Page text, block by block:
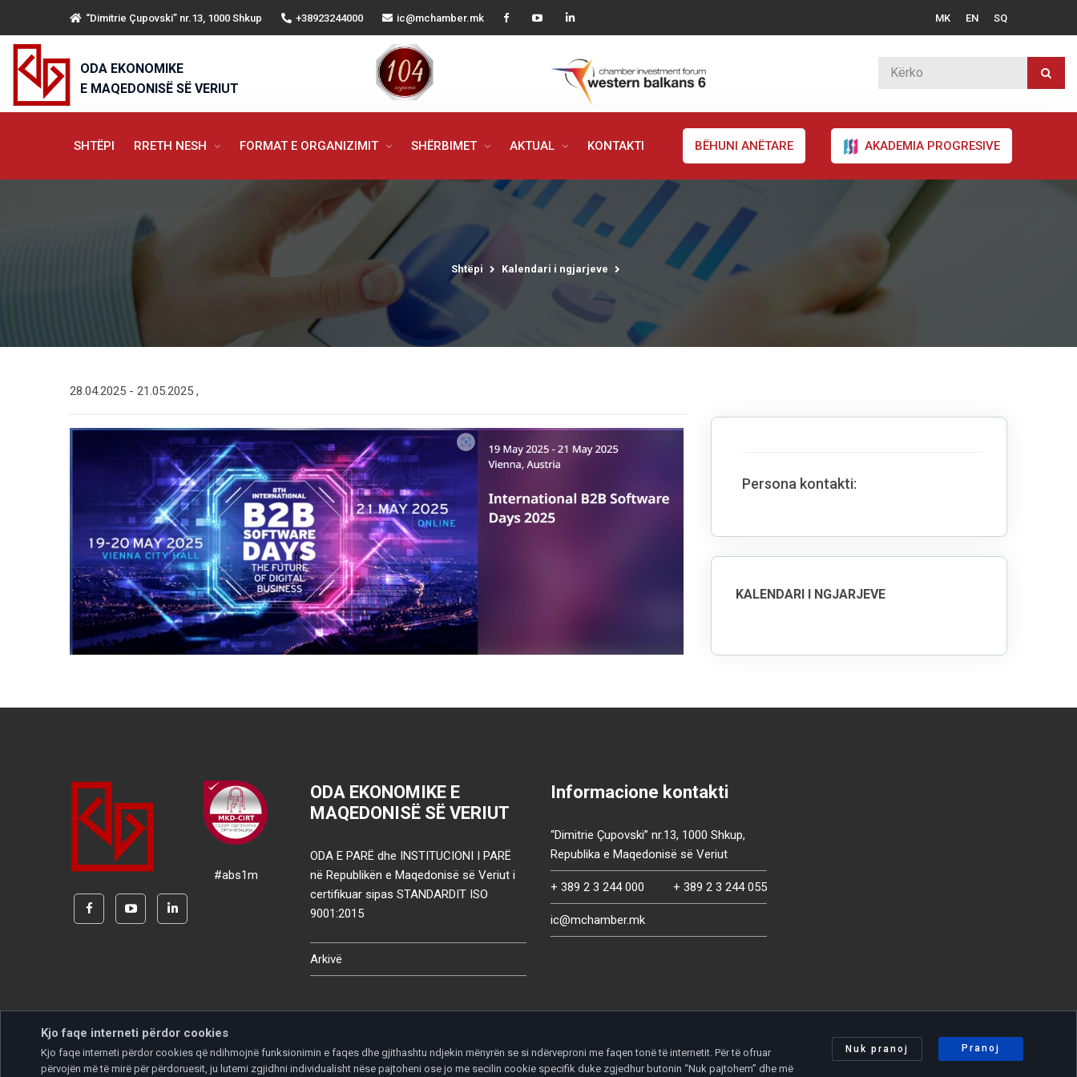
“Dimitrie Çupovski” nr.13, 1000 Shkup +38923244000 ic@mchamber.mk MK EN SQ
ODA EKONOMIKE
E MAQEDONISË SË VERIUT
SHTËPI RRETH NESH FORMAT E ORGANIZIMIT SHËRBIMET AKTUAL KONTAKTI BËHUNI ANËTARE AKADEMIA PROGRESIVE
Shtëpi Kalendari i ngjarjeve
28.04.2025 - 21.05.2025 ,
Persona kontakti:
KALENDARI I NGJARJEVE
#abs1m
ODA EKONOMIKE E
MAQEDONISË SË VERIUT
ODA E PARË dhe INSTITUCIONI I PARË
në Republikën e Maqedonisë së Veriut i
certifikuar sipas STANDARDIT ISO
9001:2015
Arkivë
Informacione kontakti
“Dimitrie Çupovski” nr.13, 1000 Shkup,
Republika e Maqedonisë së Veriut
+ 389 2 3 244 000 + 389 2 3 244 055
ic@mchamber.mk
Kjo faqe interneti përdor cookies
Kjo faqe interneti përdor cookies që ndihmojnë funksionimin e faqes dhe gjithashtu ndjekin mënyrën se si ndërveproni me faqen tonë të internetit. Për të ofruar
përvojën më të mirë për përdoruesit, ju lutemi zgjidhni individualisht nëse pajtoheni ose jo me secilin cookie specifik duke zgjedhur butonin “Nuk pajtohem” dhe më
Nuk pranoj Pranoj